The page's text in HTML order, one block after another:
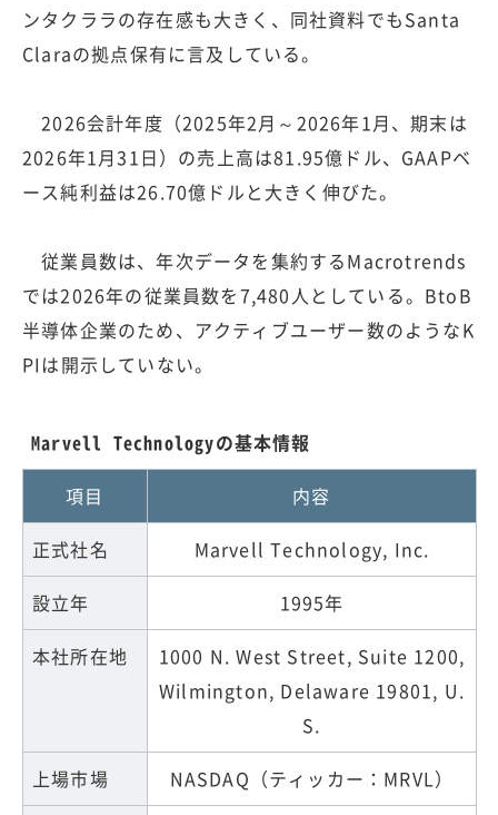
ンタクララの存在感も大きく、同社資料でもSanta
Claraの拠点保有に言及している。
2026会計年度（2025年2月～2026年1月、期末は
2026年1月31日）の売上高は81.95億ドル、GAAPベ
ース純利益は26.70億ドルと大きく伸びた。
従業員数は、年次データを集約するMacrotrends
では2026年の従業員数を7,480人としている。BtoB
半導体企業のため、アクティブユーザー数のようなK
PIは開示していない。
Marvell Technologyの基本情報
項目
内容
正式社名
Marvell Technology, Inc.
設立年
1995年
本社所在地
1000 N. West Street, Suite 1200,
Wilmington, Delaware 19801, U.
S.
上場市場
NASDAQ（ティッカー：MRVL）